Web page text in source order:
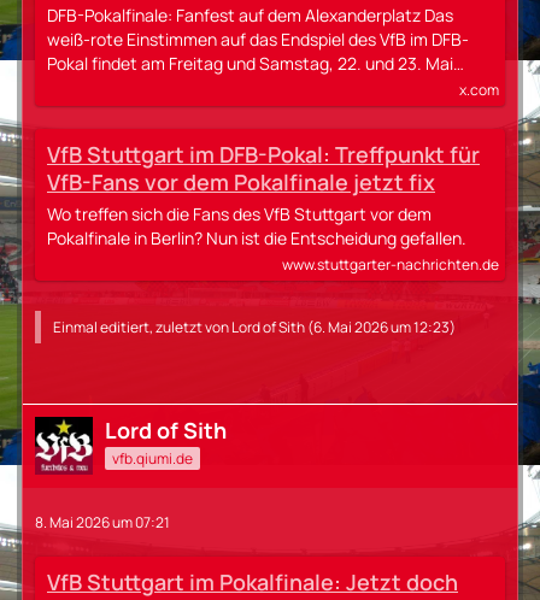
DFB-Pokalfinale: Fanfest auf dem Alexanderplatz Das
weiß-rote Einstimmen auf das Endspiel des VfB im DFB-
Pokal findet am Freitag und Samstag, 22. und 23. Mai…
x.com
VfB Stuttgart im DFB-Pokal: Treffpunkt für
VfB-Fans vor dem Pokalfinale jetzt fix
Wo treffen sich die Fans des VfB Stuttgart vor dem
Pokalfinale in Berlin? Nun ist die Entscheidung gefallen.
www.stuttgarter-nachrichten.de
Einmal editiert, zuletzt vonLord of Sith(6. Mai 2026 um 12:23)
Lord of Sith
vfb.qiumi.de
8. Mai 2026 um 07:21
VfB Stuttgart im Pokalfinale: Jetzt doch